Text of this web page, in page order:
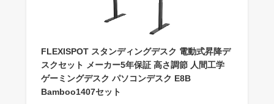
FLEXISPOT スタンディングデスク 電動式昇降デ
スクセット メーカー5年保証 高さ調節 人間工学
ゲーミングデスク パソコンデスク E8B
Bamboo1407セット